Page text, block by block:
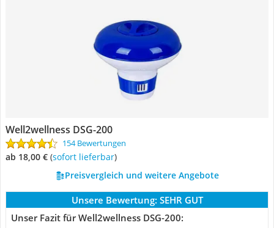
Well2wellness DSG-200
154 Bewertungen
ab 18,00 € ( Sofort lieferbar)
Preisvergleich und weitere Angebote
Unsere Bewertung: SEHR GUT
Unser Fazit für Well2wellness DSG-200: